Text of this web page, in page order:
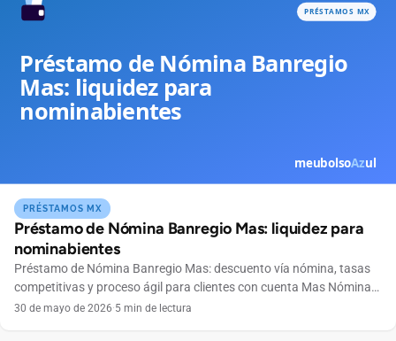
PRÉSTAMOS MX
Préstamo de Nómina Banregio Mas: liquidez para
nominabientes
Préstamo de Nómina Banregio Mas: descuento vía nómina, tasas
competitivas y proceso ágil para clientes con cuenta Mas Nómina
del norte y bajío.
30 de mayo de 2026·5 min de lectura